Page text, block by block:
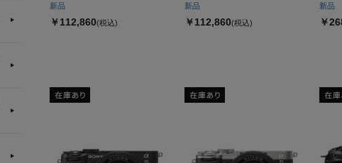
新品
￥112,860(税込)
新品
￥112,860(税込)
新品
￥